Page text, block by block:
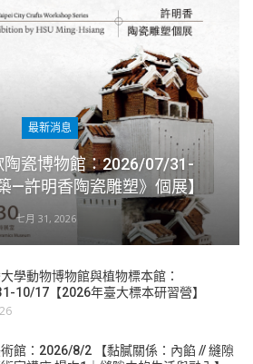
最新消息
陶瓷博物館：2026/07/31-
—許明香陶瓷雕塑》個展】
七月 31, 2026
學動物博物館與植物標本館：
10/17【2026年臺大標本研習營】
館：2026/8/2 【黏膩關係：內餡 // 縫隙